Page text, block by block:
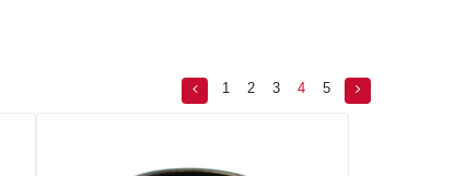
1 2 3 4 5